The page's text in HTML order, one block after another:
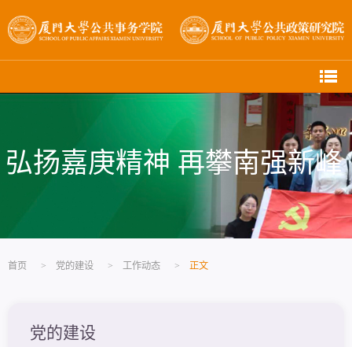
弘扬嘉庚精神 再攀南强新峰
首页 > 党的建设 > 工作动态 > 正文
党的建设